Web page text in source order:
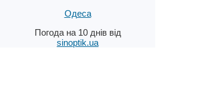
Одеса
Погода на 10 днів від
sinoptik.ua